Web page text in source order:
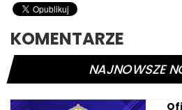
KOMENTARZE
NAJNOWSZE